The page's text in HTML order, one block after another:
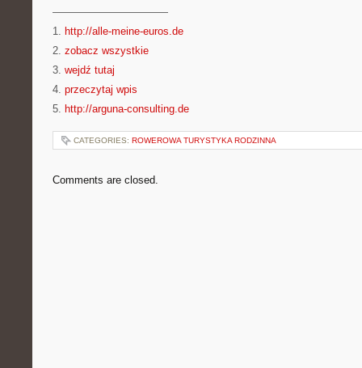
———————————
1. http://alle-meine-euros.de
2. zobacz wszystkie
3. wejdź tutaj
4. przeczytaj wpis
5. http://arguna-consulting.de
CATEGORIES: ROWEROWA TURYSTYKA RODZINNA
Comments are closed.